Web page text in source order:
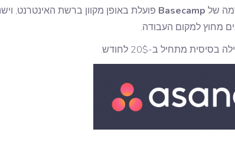
של Basecamp פועלת באופן מקוון ברשת האינטרנט,
מחוץ למקום העבודה.
מתחיל ב-20$ לחודש.